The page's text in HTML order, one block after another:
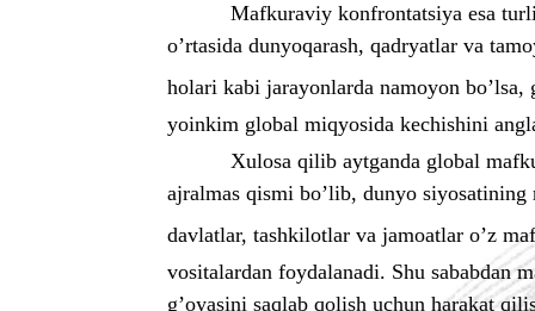
Mafkuraviy konfrontatsiya esa
o’rtasida dunyoqarash, qadryatlar va
holari kabi jarayonlarda namoyon
yoinkim global miqyosida kechishini
Xulosa qilib aytganda global
ajralmas qismi bo’lib, dunyo
davlatlar, tashkilotlar va jamoatlar o’z
vositalardan foydalanadi. Shu sababdan
g’oyasini saqlab qolish uchun harakat